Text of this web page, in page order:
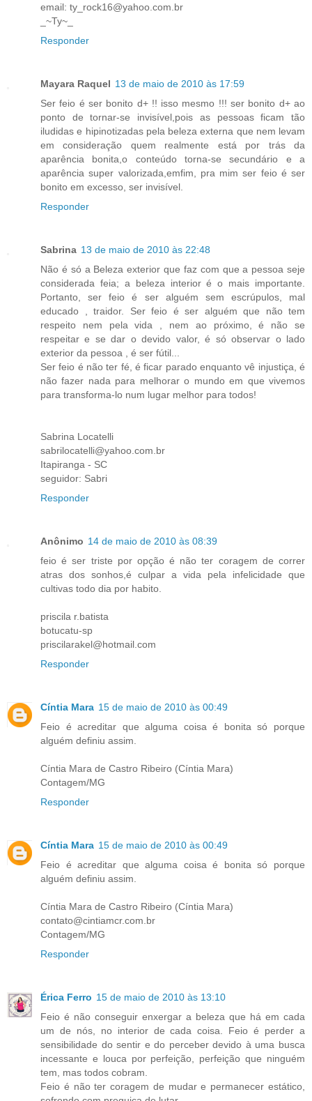
email: ty_rock16@yahoo.com.br
_~Ty~_
Responder
Mayara Raquel 13 de maio de 2010 às 17:59
Ser feio é ser bonito d+ !! isso mesmo !!! ser bonito d+ ao
ponto de tornar-se invisível,pois as pessoas ficam tão
iludidas e hipinotizadas pela beleza externa que nem levam
em consideração quem realmente está por trás da
aparência bonita,o conteúdo torna-se secundário e a
aparência super valorizada,emfim, pra mim ser feio é ser
bonito em excesso, ser invisível.
Responder
Sabrina 13 de maio de 2010 às 22:48
Não é só a Beleza exterior que faz com que a pessoa seje
considerada feia; a beleza interior é o mais importante.
Portanto, ser feio é ser alguém sem escrúpulos, mal
educado , traidor. Ser feio é ser alguém que não tem
respeito nem pela vida , nem ao próximo, é não se
respeitar e se dar o devido valor, é só observar o lado
exterior da pessoa , é ser fútil...
Ser feio é não ter fé, é ficar parado enquanto vê injustiça, é
não fazer nada para melhorar o mundo em que vivemos
para transforma-lo num lugar melhor para todos!
Sabrina Locatelli
sabrilocatelli@yahoo.com.br
Itapiranga - SC
seguidor: Sabri
Responder
Anônimo 14 de maio de 2010 às 08:39
feio é ser triste por opção é não ter coragem de correr
atras dos sonhos,é culpar a vida pela infelicidade que
cultivas todo dia por habito.
priscila r.batista
botucatu-sp
priscilarakel@hotmail.com
Responder
Cíntia Mara 15 de maio de 2010 às 00:49
Feio é acreditar que alguma coisa é bonita só porque
alguém definiu assim.
Cíntia Mara de Castro Ribeiro (Cíntia Mara)
Contagem/MG
Responder
Cíntia Mara 15 de maio de 2010 às 00:49
Feio é acreditar que alguma coisa é bonita só porque
alguém definiu assim.
Cíntia Mara de Castro Ribeiro (Cíntia Mara)
contato@cintiamcr.com.br
Contagem/MG
Responder
Érica Ferro 15 de maio de 2010 às 13:10
Feio é não conseguir enxergar a beleza que há em cada
um de nós, no interior de cada coisa. Feio é perder a
sensibilidade do sentir e do perceber devido à uma busca
incessante e louca por perfeição, perfeição que ninguém
tem, mas todos cobram.
Feio é não ter coragem de mudar e permanecer estático,